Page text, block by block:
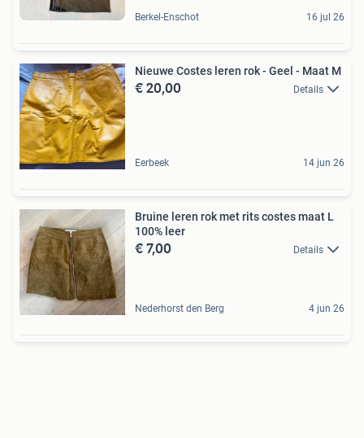
Berkel-Enschot 16 jul 26
Nieuwe Costes leren rok - Geel - Maat M
€ 20,00 Details
Eerbeek 14 jun 26
Bruine leren rok met rits costes maat L
100% leer
€ 7,00 Details
Nederhorst den Berg 4 jun 26